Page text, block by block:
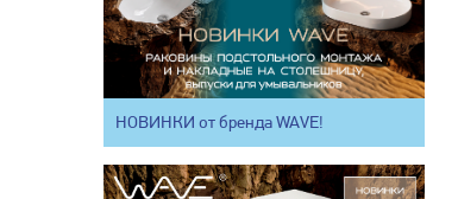
НОВИНКИ от бренда WAVE!